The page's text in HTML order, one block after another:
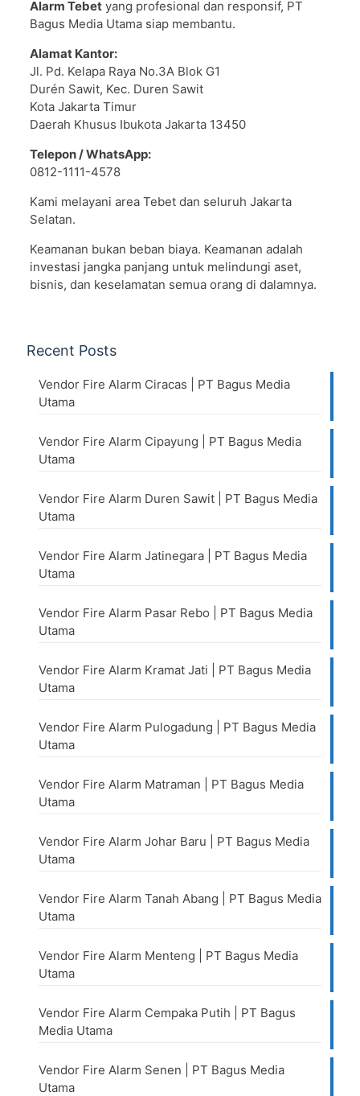
Alarm Tebetyang profesional dan responsif, PT
Bagus Media Utama siap membantu.
Alamat Kantor:
Jl. Pd. Kelapa Raya No.3A Blok G1
Durén Sawit, Kec. Duren Sawit
Kota Jakarta Timur
Daerah Khusus Ibukota Jakarta 13450
Telepon / WhatsApp:
0812-1111-4578
Kami melayani area Tebet dan seluruh Jakarta
Selatan.
Keamanan bukan beban biaya. Keamanan adalah
investasi jangka panjang untuk melindungi aset,
bisnis, dan keselamatan semua orang di dalamnya.
Recent Posts
Vendor Fire Alarm Ciracas | PT Bagus Media
Utama
Vendor Fire Alarm Cipayung | PT Bagus Media
Utama
Vendor Fire Alarm Duren Sawit | PT Bagus Media
Utama
Vendor Fire Alarm Jatinegara | PT Bagus Media
Utama
Vendor Fire Alarm Pasar Rebo | PT Bagus Media
Utama
Vendor Fire Alarm Kramat Jati | PT Bagus Media
Utama
Vendor Fire Alarm Pulogadung | PT Bagus Media
Utama
Vendor Fire Alarm Matraman | PT Bagus Media
Utama
Vendor Fire Alarm Johar Baru | PT Bagus Media
Utama
Vendor Fire Alarm Tanah Abang | PT Bagus Media
Utama
Vendor Fire Alarm Menteng | PT Bagus Media
Utama
Vendor Fire Alarm Cempaka Putih | PT Bagus
Media Utama
Vendor Fire Alarm Senen | PT Bagus Media
Utama